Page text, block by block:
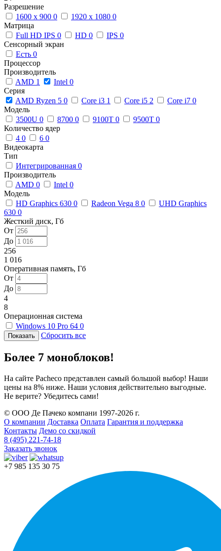
Разрешение
1600 x 900 0 1920 x 1080 0
Матрица
Full HD IPS 0 HD 0 IPS 0
Сенсорный экран
Есть 0
Процессор
Производитель
AMD 1 Intel 0
Серия
AMD Ryzen 5 0 Core i3 1 Core i5 2 Core i7 0
Модель
3500U 0 8700 0 9100T 0 9500T 0
Количество ядер
4 0 6 0
Видеокарта
Тип
Интегрированная 0
Производитель
AMD 0 Intel 0
Модель
HD Graphics 630 0 Radeon Vega 8 0
UHD Graphics
630 0
Жесткий диск, Гб
От
До
256
1 016
Оперативная память, Гб
От
До
4
8
Операционная система
Windows 10 Pro 64 0
Сбросить все
Более 7 моноблоков!
На сайте Pacheco представлен самый большой выбор! Наши
цены на 8% ниже. Наши условия действительно выгодные.
Не верите? Убедитесь сами!
© ООО Де Пачеко компани 1997-2026 г.
О компании Доставка Оплата Гарантия и поддержка
Контакты Демо со скидкой
8 (495) 221-74-18
Заказать звонок
+7 985 135 30 75